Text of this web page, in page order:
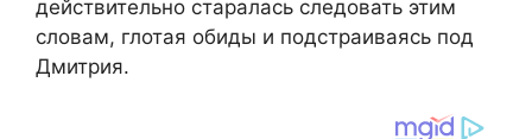
действительно старалась следовать этим
словам, глотая обиды и подстраиваясь под
Дмитрия.